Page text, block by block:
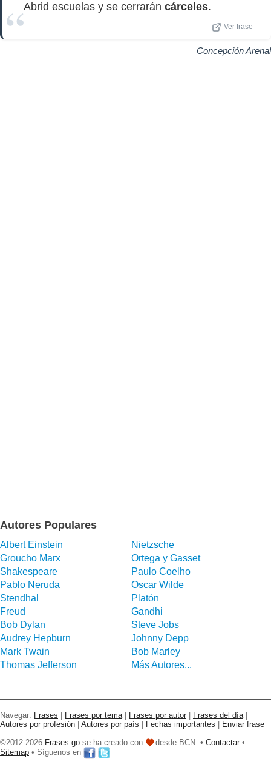
Abrid escuelas y se cerrarán cárceles.
Ver frase
Concepción Arenal
Autores Populares
Albert Einstein
Nietzsche
Groucho Marx
Ortega y Gasset
Shakespeare
Paulo Coelho
Pablo Neruda
Oscar Wilde
Stendhal
Platón
Freud
Gandhi
Bob Dylan
Steve Jobs
Audrey Hepburn
Johnny Depp
Mark Twain
Bob Marley
Thomas Jefferson
Más Autores...
Navegar: Frases Frases por tema| Frases por autor Frases del día|
Autores por profesión
Autores por país Fechas importantes
Enviar frase
©2012-2026 Frases go se ha creado con desde BCN. • Contactar •
Sitemap • Síguenos en